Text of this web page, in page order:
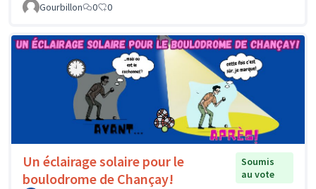
Gourbillon
0 0
Un éclairage solaire pour le
boulodrome de Chançay!
Soumis
au vote